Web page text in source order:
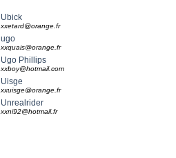
Ubick
xxetard@orange.fr
ugo
xxquais@orange.fr
Ugo Phillips
xxboy@hotmail.com
Uisge
xxuisge@orange.fr
Unrealrider
xxni92@hotmail.fr